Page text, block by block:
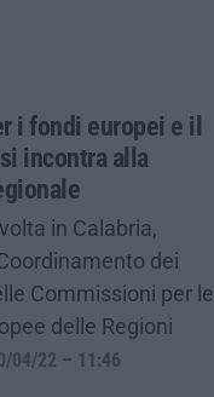
i fondi europei e il
incontra alla
in Calabria,
dei
Commissioni per le
delle Regioni
04/22 – 11:46